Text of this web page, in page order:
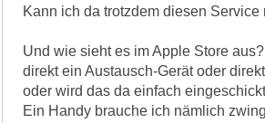
Kann ich da trotzdem diesen Service
Und wie sieht es im Apple Store
direkt ein Austausch-Gerät oder
oder wird das da einfach
Ein Handy brauche ich nämlich